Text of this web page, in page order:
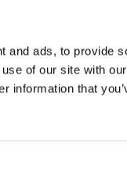
and ads, to provide
of our site with
information that